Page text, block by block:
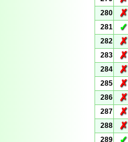
280
✗
281
✓
282
✗
283
✗
284
✗
285
✗
286
✗
287
✗
288
✗
289